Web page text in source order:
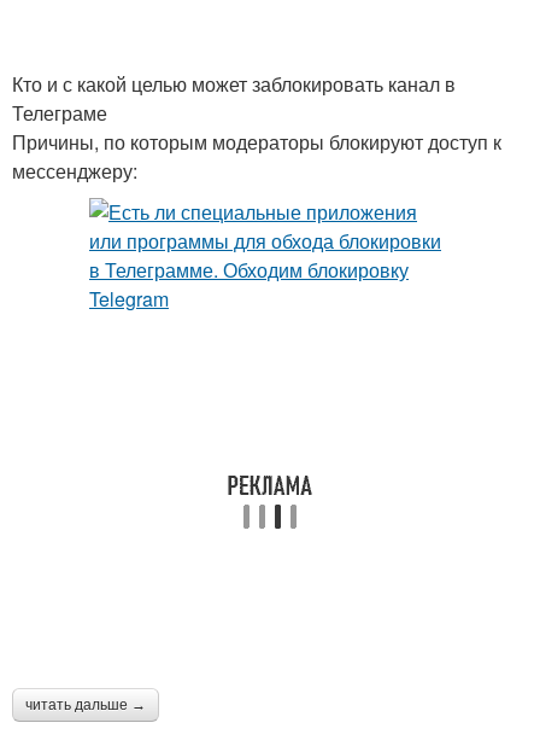
Кто и с какой целью может заблокировать канал в
Телеграме
Причины, по которым модераторы блокируют доступ к
мессенджеру:
читать дальше →